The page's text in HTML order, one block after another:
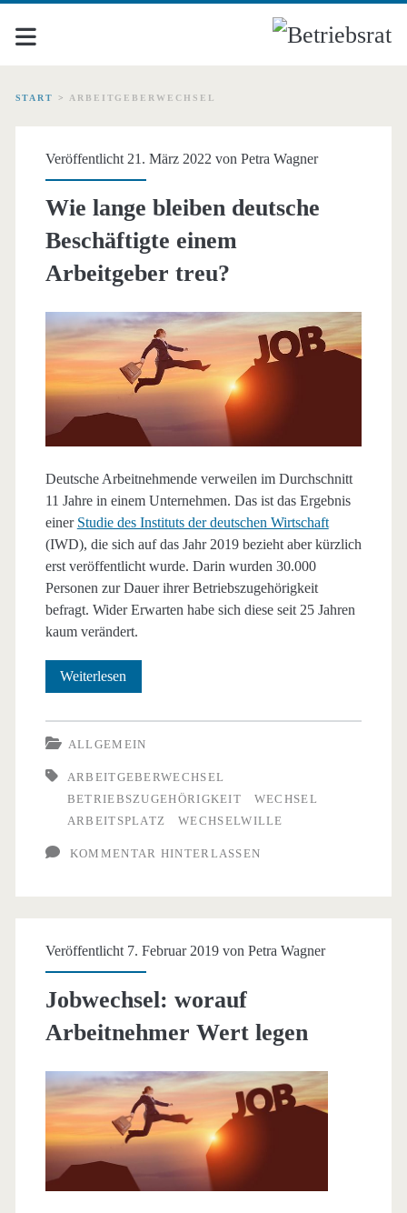
START > ARBEITGEBERWECHSEL
Schlagwort:
Veröffentlicht 21. März 2022 von Petra Wagner
Wie lange bleiben deutsche
Beschäftigte einem
Arbeitgeber treu?
Deutsche Arbeitnehmende verweilen im Durchschnitt
11 Jahre in einem Unternehmen. Das ist das Ergebnis
einer Studie des Instituts der deutschen Wirtschaft
(IWD), die sich auf das Jahr 2019 bezieht aber kürzlich
erst veröffentlicht wurde. Darin wurden 30.000
Personen zur Dauer ihrer Betriebszugehörigkeit
befragt. Wider Erwarten habe sich diese seit 25 Jahren
kaum verändert.
Weiterlesen
bleiben
deutsche
Beschäftigte
ALLGEMEIN
ARBEITGEBERWECHSEL
BETRIEBSZUGEHÖRIGKEIT
WECHSEL
ARBEITSPLATZ
WECHSELWILLE
KOMMENTAR HINTERLASSEN
Veröffentlicht 7. Februar 2019 von Petra Wagner
Jobwechsel: worauf
Arbeitnehmer Wert legen